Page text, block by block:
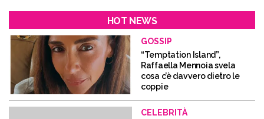
HOT NEWS
GOSSIP
“Temptation Island”,
Raffaella Mennoia svela
cosa c’è davvero dietro le
coppie
CELEBRITÀ